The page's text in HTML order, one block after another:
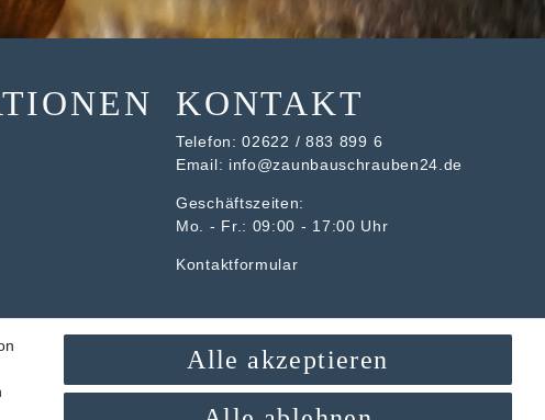
KONTAKT
Telefon:02622 / 883 899 6
Email: info@zaunbauschrauben24.de
Geschäftszeiten:
Mo. - Fr.: 09:00 - 17:00 Uhr
Kontaktformular
Alle akzeptieren